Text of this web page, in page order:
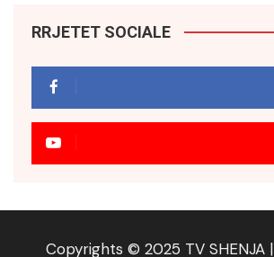
RRJETET SOCIALE
Copyrights © 2025 TV SHENJA |